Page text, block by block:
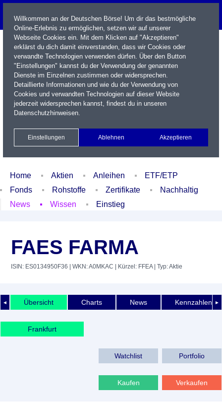
Name / WKN / ISIN / Kürzel
Xetra Realtime
Watchlist Portfolio Login
Home Aktien Anleihen
ETF/ETP
Fonds
Rohstoffe Zertifikate
Nachhaltig
News
Wissen Einstieg
FAES FARMA
ISIN: ES0134950F36 | WKN: A0MKAC | Kürzel: FFEA| Typ: Aktie
◄ ►
Übersicht Charts News Kennzahlen
Frankfurt
Watchlist Portfolio
Kaufen Verkaufen
Willkommen an der Deutschen Börse! Um dir das bestmögliche
Online-Erlebnis zu ermöglichen, setzen wir auf unserer
Webseite Cookies ein. Mit dem Klicken auf "Akzeptieren"
erklärst du dich damit einverstanden, dass wir Cookies oder
verwandte Technologien verwenden dürfen. Über den Button
"Einstellungen" kannst du der Verwendung der genannten
Dienste im Einzelnen zustimmen oder widersprechen.
Detaillierte Informationen und wie du der Verwendung von
Cookies und verwandten Technologien auf dieser Website
jederzeit widersprechen kannst, findest du in unseren
Datenschutzhinweisen.
Einstellungen Ablehnen Akzeptieren